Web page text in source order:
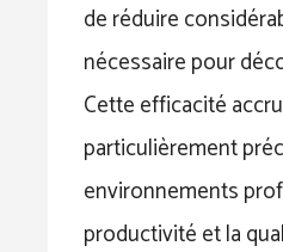
de réduire
nécessaire pour
Cette efficacité
particulièrement
environnements
productivité et la